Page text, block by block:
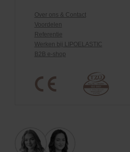
Over ons & Contact
Voordelen
Referentie
Werken bij LIPOELASTIC
B2B e-shop